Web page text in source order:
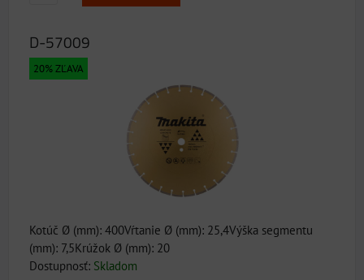
D-57009
20% ZĽAVA
Kotúč Ø (mm): 400Vŕtanie Ø (mm): 25,4Výška segmentu
(mm): 7,5Krúžok Ø (mm): 20
Dostupnosť: Skladom